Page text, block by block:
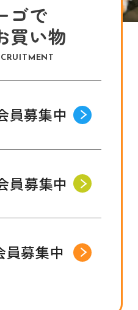
ゴで
買い物
員募集中
員募集中
員募集中